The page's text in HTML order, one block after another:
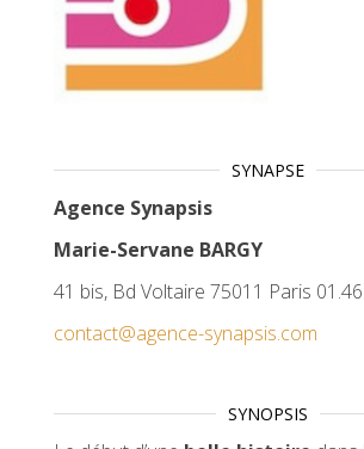
SYNAPSE
Agence Synapsis
Marie-Servane BARGY
41 bis, Bd Voltaire 75011 Paris
contact@agence-synapsis.com
SYNOPSIS